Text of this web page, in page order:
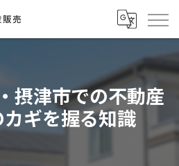
摂津市での不動産
ギを握る知識